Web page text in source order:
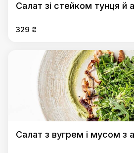
Салат зі стейком тунця й
329 ₴
Салат з вугрем і мусом з